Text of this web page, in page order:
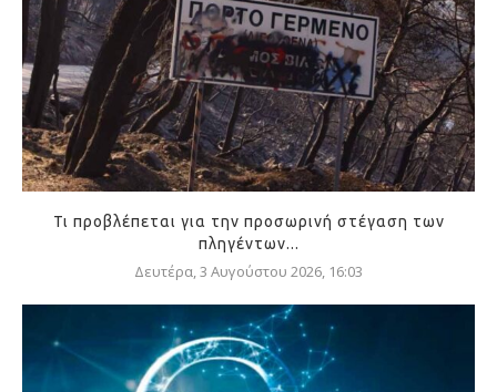
Τι προβλέπεται για την προσωρινή στέγαση των
πληγέντων...
Δευτέρα, 3 Αυγούστου 2026, 16:03